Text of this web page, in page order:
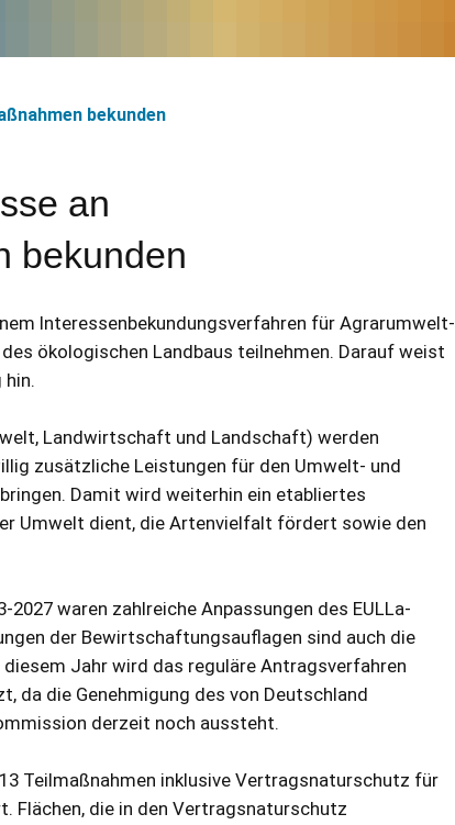
bekunden
an
bekunden
Interessenbekundungsverfahren für Agrarumwelt-
ökologischen Landbaus teilnehmen. Darauf weist
Landwirtschaft und Landschaft) werden
zusätzliche Leistungen für den Umwelt- und
Damit wird weiterhin ein etabliertes
Umwelt dient, die Artenvielfalt fördert sowie den
waren zahlreiche Anpassungen des EULLa-
der Bewirtschaftungsauflagen sind auch die
Jahr wird das reguläre Antragsverfahren
da die Genehmigung des von Deutschland
derzeit noch aussteht.
Teilmaßnahmen inklusive Vertragsnaturschutz für
Flächen, die in den Vertragsnaturschutz